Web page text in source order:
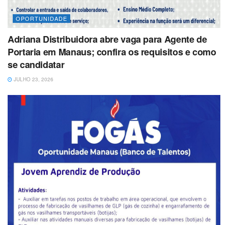
OPORTUNIDADE
Adriana Distribuidora abre vaga para Agente de
Portaria em Manaus; confira os requisitos e como
se candidatar
JULHO 23, 2026